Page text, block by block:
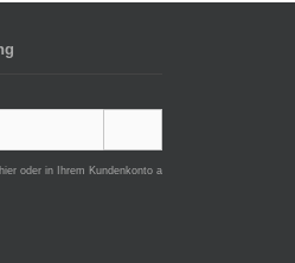
oder in Ihrem Kundenkonto a